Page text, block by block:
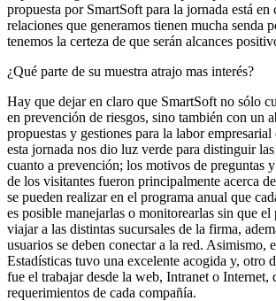
propuesta por SmartSoft para la jornada está en
relaciones que generamos tienen mucha senda
tenemos la certeza de que serán alcances
¿Qué parte de su muestra atrajo mas interés?
Hay que dejar en claro que SmartSoft no sólo
en prevención de riesgos, sino también con un
propuestas y gestiones para la labor
esta jornada nos dio luz verde para distinguir
cuanto a prevención; los motivos de preguntas
de los visitantes fueron principalmente acerca
se pueden realizar en el programa anual que
es posible manejarlas o monitorearlas sin que el
viajar a las distintas sucursales de la firma,
usuarios se deben conectar a la red. Asimismo,
Estadísticas tuvo una excelente acogida y, otro
fue el trabajar desde la web, Intranet o Internet,
requerimientos de cada compañía.